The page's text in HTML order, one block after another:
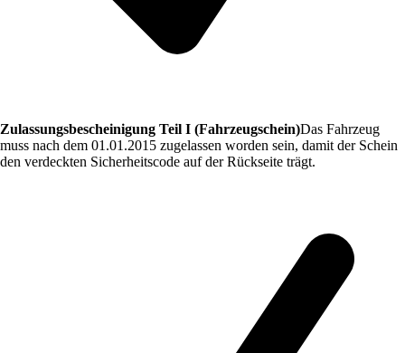
Zulassungsbescheinigung Teil I (Fahrzeugschein)Das Fahrzeug
muss nach dem 01.01.2015 zugelassen worden sein, damit der Schein
den verdeckten Sicherheitscode auf der Rückseite trägt.